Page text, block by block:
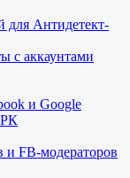
для Антидетект-
с аккаунтами
и Google
РК
и FB-модераторов